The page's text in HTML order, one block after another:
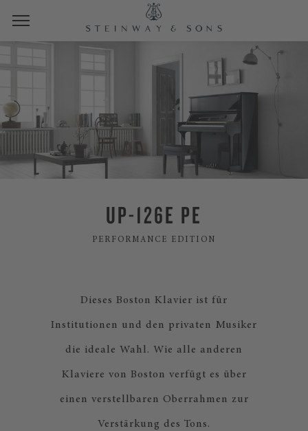
UP-126E PE
PERFORMANCE EDITION
Dieses Boston Klavier ist für
Institutionen und den privaten Musiker
die ideale Wahl. Wie alle anderen
Klaviere von Boston verfügt es über
einen verstellbaren Oberrahmen zur
Verstärkung des Tons.